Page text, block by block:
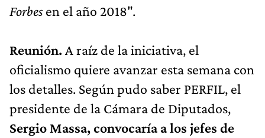
Forbesen el año 2018".
Reunión. A raíz de la iniciativa, el
oficialismo quiere avanzar esta semana con
los detalles. Según pudo saber PERFIL, el
presidente de la Cámara de Diputados,
Sergio Massa, convocaría a los jefes de